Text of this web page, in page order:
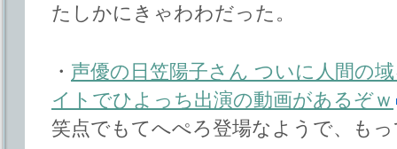
たしかにきゃわわだった。
・ 声優の日笠陽子さん ついに人間の
イトでひよっち出演の動画があるぞｗ
笑点でもてへぺろ登場なようで、も